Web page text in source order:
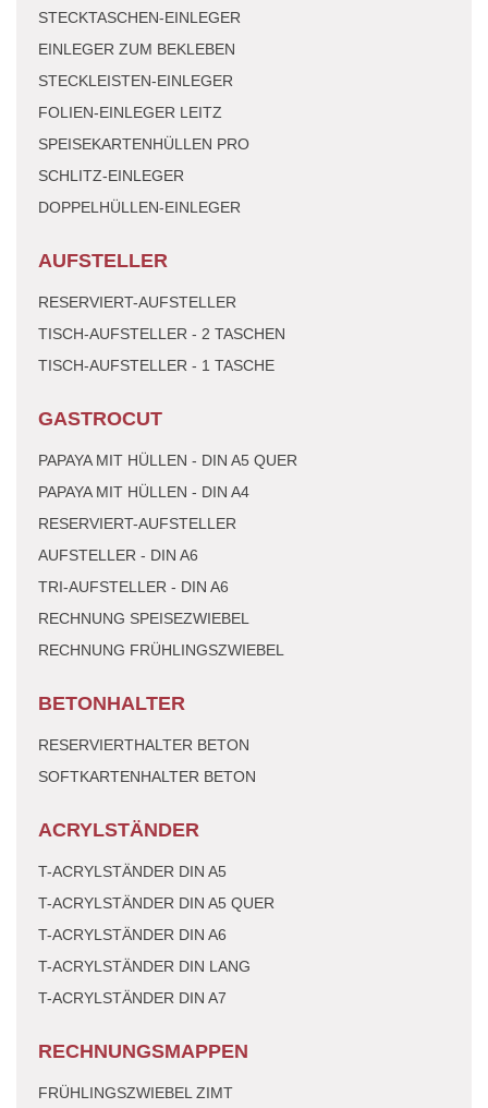
STECKTASCHEN-EINLEGER
EINLEGER ZUM BEKLEBEN
STECKLEISTEN-EINLEGER
FOLIEN-EINLEGER LEITZ
SPEISEKARTENHÜLLEN PRO
SCHLITZ-EINLEGER
DOPPELHÜLLEN-EINLEGER
AUFSTELLER
RESERVIERT-AUFSTELLER
TISCH-AUFSTELLER - 2 TASCHEN
TISCH-AUFSTELLER - 1 TASCHE
GASTROCUT
PAPAYA MIT HÜLLEN - DIN A5 QUER
PAPAYA MIT HÜLLEN - DIN A4
RESERVIERT-AUFSTELLER
AUFSTELLER - DIN A6
TRI-AUFSTELLER - DIN A6
RECHNUNG SPEISEZWIEBEL
RECHNUNG FRÜHLINGSZWIEBEL
BETONHALTER
RESERVIERTHALTER BETON
SOFTKARTENHALTER BETON
ACRYLSTÄNDER
T-ACRYLSTÄNDER DIN A5
T-ACRYLSTÄNDER DIN A5 QUER
T-ACRYLSTÄNDER DIN A6
T-ACRYLSTÄNDER DIN LANG
T-ACRYLSTÄNDER DIN A7
RECHNUNGSMAPPEN
FRÜHLINGSZWIEBEL ZIMT